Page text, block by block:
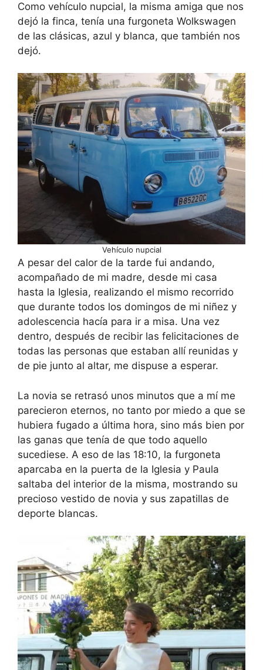
Como vehículo nupcial, la misma amiga que nos
dejó la finca, tenía una furgoneta Wolkswagen
de las clásicas, azul y blanca, que también nos
dejó.
Vehículo nupcial
A pesar del calor de la tarde fui andando,
acompañado de mi madre, desde mi casa
hasta la Iglesia, realizando el mismo recorrido
que durante todos los domingos de mi niñez y
adolescencia hacía para ir a misa. Una vez
dentro, después de recibir las felicitaciones de
todas las personas que estaban allí reunidas y
de pie junto al altar, me dispuse a esperar.
La novia se retrasó unos minutos que a mí me
parecieron eternos, no tanto por miedo a que se
hubiera fugado a última hora, sino más bien por
las ganas que tenía de que todo aquello
sucediese. A eso de las 18:10, la furgoneta
aparcaba en la puerta de la Iglesia y Paula
saltaba del interior de la misma, mostrando su
precioso vestido de novia y sus zapatillas de
deporte blancas.